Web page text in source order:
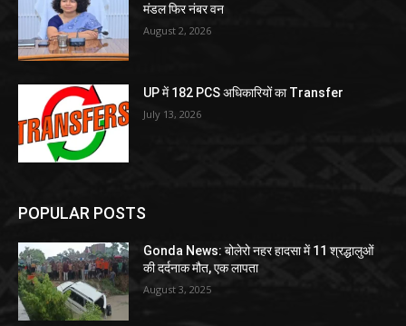
मंडल फिर नंबर वन
August 2, 2026
UP में 182 PCS अधिकारियों का Transfer
July 13, 2026
POPULAR POSTS
Gonda News: बोलेरो नहर हादसा में 11 श्रद्धालुओं
की दर्दनाक मौत, एक लापता
August 3, 2025